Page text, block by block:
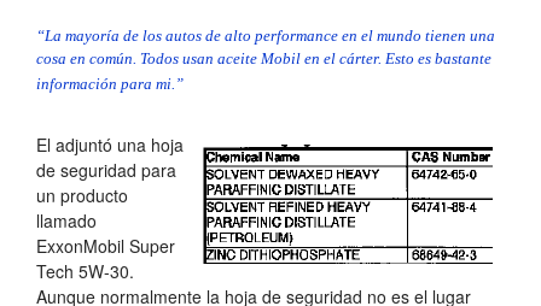
“La mayoría de los autos de alto performance en el mundo tienen una
cosa en común. Todos usan aceite Mobil en el cárter. Esto es bastante
información para mi.”
El adjuntó una hoja
de seguridad para
un producto
llamado
ExxonMobil Super
Tech 5W-30.
Aunque normalmente la hoja de seguridad no es el lugar